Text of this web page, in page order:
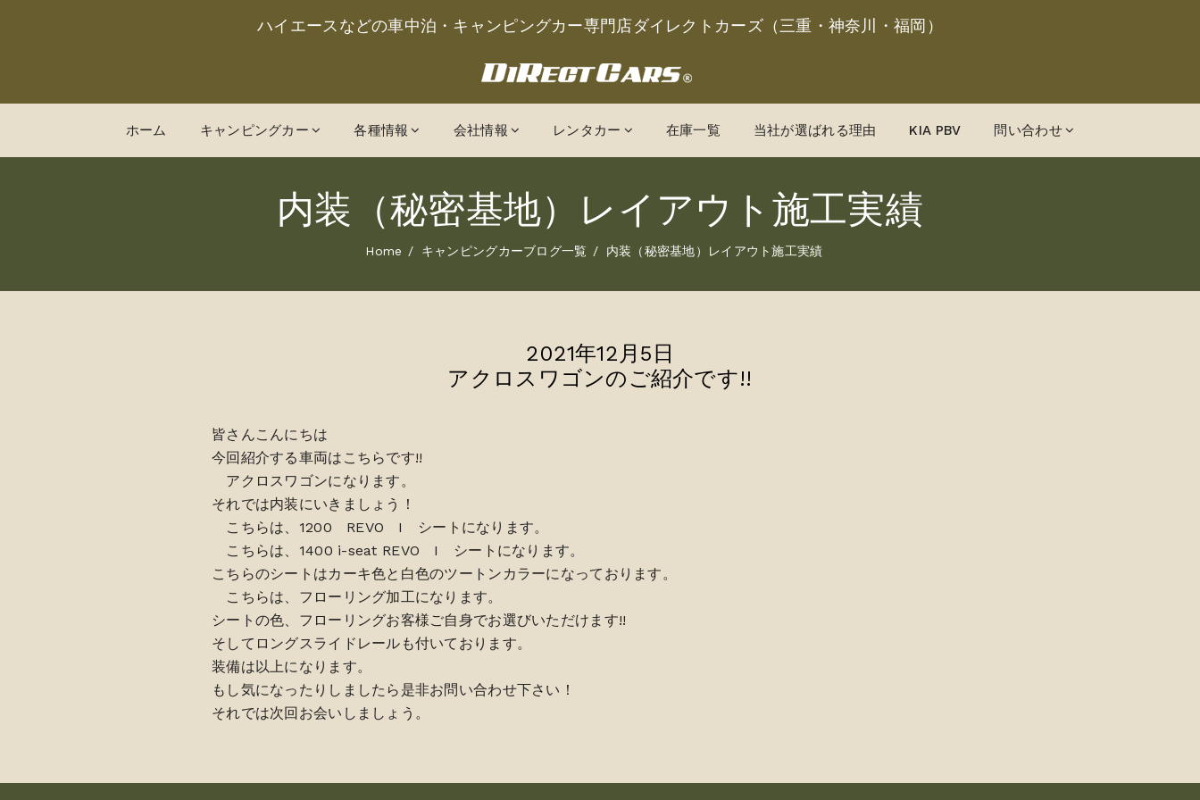
ハイエースなどの車中泊・キャンピングカー専門店ダイレクトカーズ（三重・神奈川・福岡）
ホーム キャンピングカー 各種情報 会社情報 レンタカー 在庫一覧 当社が選ばれる理由 KIA PBV 問い合わせ
内装（秘密基地）レイアウト施工実績
Home キャンピングカーブログ一覧 内装（秘密基地）レイアウト施工実績
2021年12月5日
アクロスワゴンのご紹介です!!
皆さんこんにちは
今回紹介する車両はこちらです!!
アクロスワゴンになります。
それでは内装にいきましょう！
こちらは、1200 REVO I シートになります。
こちらは、1400 i-seat REVO I シートになります。
こちらのシートはカーキ色と白色のツートンカラーになっております。
こちらは、フローリング加工になります。
シートの色、フローリングお客様ご自身でお選びいただけます!!
そしてロングスライドレールも付いております。
装備は以上になります。
もし気になったりしましたら是非お問い合わせ下さい！
それでは次回お会いしましょう。